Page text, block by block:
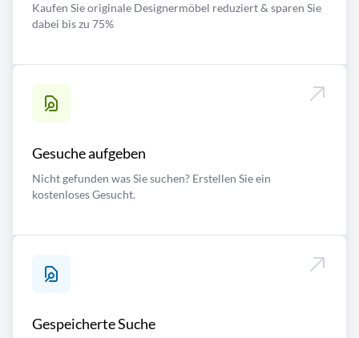
Kaufen Sie originale Designermöbel reduziert & sparen Sie
dabei bis zu 75%
Gesuche aufgeben
Nicht gefunden was Sie suchen? Erstellen Sie ein
kostenloses Gesucht.
Gespeicherte Suche